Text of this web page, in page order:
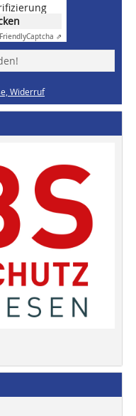
FriendlyCaptcha ⇗
Widerruf